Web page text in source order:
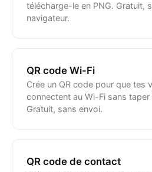
télécharge-le en PNG. Gratuit,
navigateur.
QR code Wi-Fi
Crée un QR code pour que tes
connectent au Wi-Fi sans
Gratuit, sans envoi.
QR code de contact